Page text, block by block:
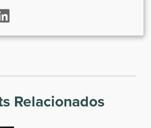
Relacionados